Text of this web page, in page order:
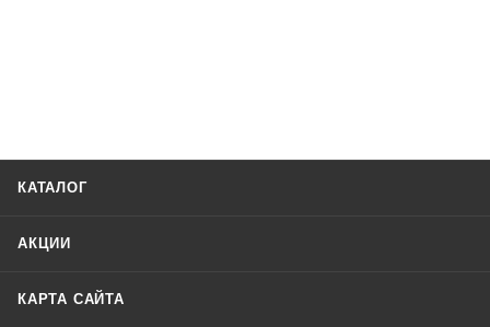
КАТАЛОГ
АКЦИИ
КАРТА САЙТА